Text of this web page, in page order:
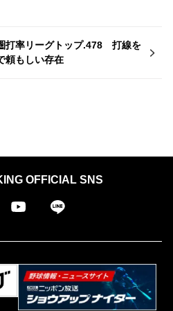
打率リーグトップ.478 打線を
頼もしい存在
OFFICIAL SNS